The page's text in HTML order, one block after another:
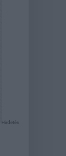
Hirdetés